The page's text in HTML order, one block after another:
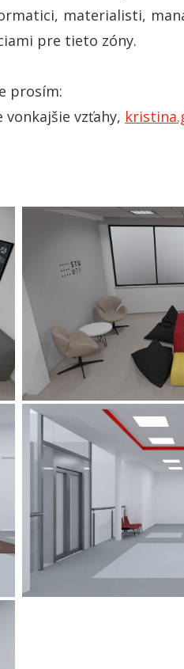
materialisti,
pre tieto zóny.
prosím:
vzťahy,